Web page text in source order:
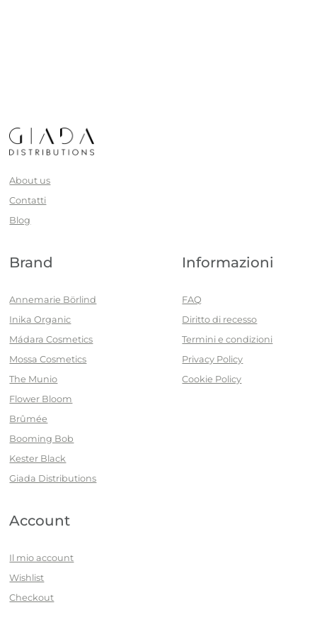
About us
Contatti
Blog
Brand
Annemarie Börlind
Inika Organic
Mádara Cosmetics
Mossa Cosmetics
The Munio
Flower Bloom
Brûmée
Booming Bob
Kester Black
Giada Distributions
Informazioni
FAQ
Diritto di recesso
Termini e condizioni
Privacy Policy
Cookie Policy
Account
Il mio account
Wishlist
Checkout